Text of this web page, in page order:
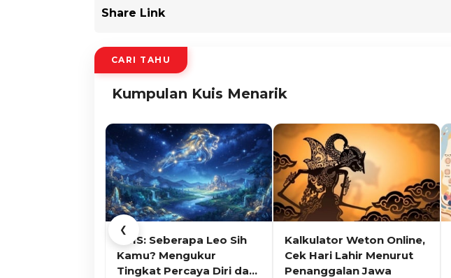
Share Link
CARI TAHU
Kumpulan Kuis Menarik
❮
KUIS: Seberapa Leo Sih
Kamu? Mengukur
Tingkat Percaya Diri dan
Kalkulator Weton Online,
Cek Hari Lahir Menurut
Penanggalan Jawa